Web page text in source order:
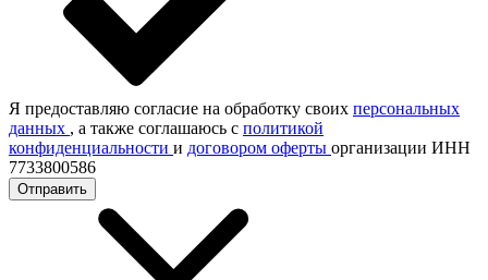
Я предоставляю согласие на обработку своих персональных
данных , а также соглашаюсь с политикой
конфиденциальности и договором оферты организации ИНН
7733800586
Отправить